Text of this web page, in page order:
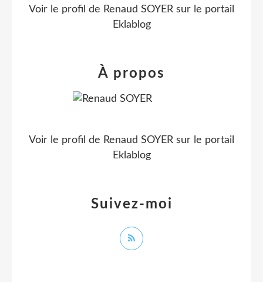
Voir le profil de Renaud SOYER sur le portail
Eklablog
Suivez-moi
À propos
Voir le profil de Renaud SOYER sur le portail
Eklablog